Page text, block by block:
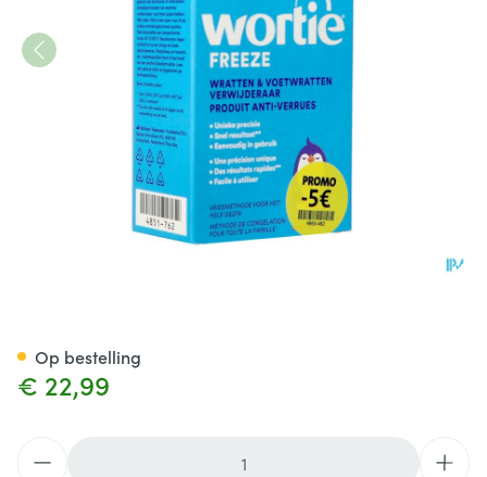
€ 22,99
Op bestelling